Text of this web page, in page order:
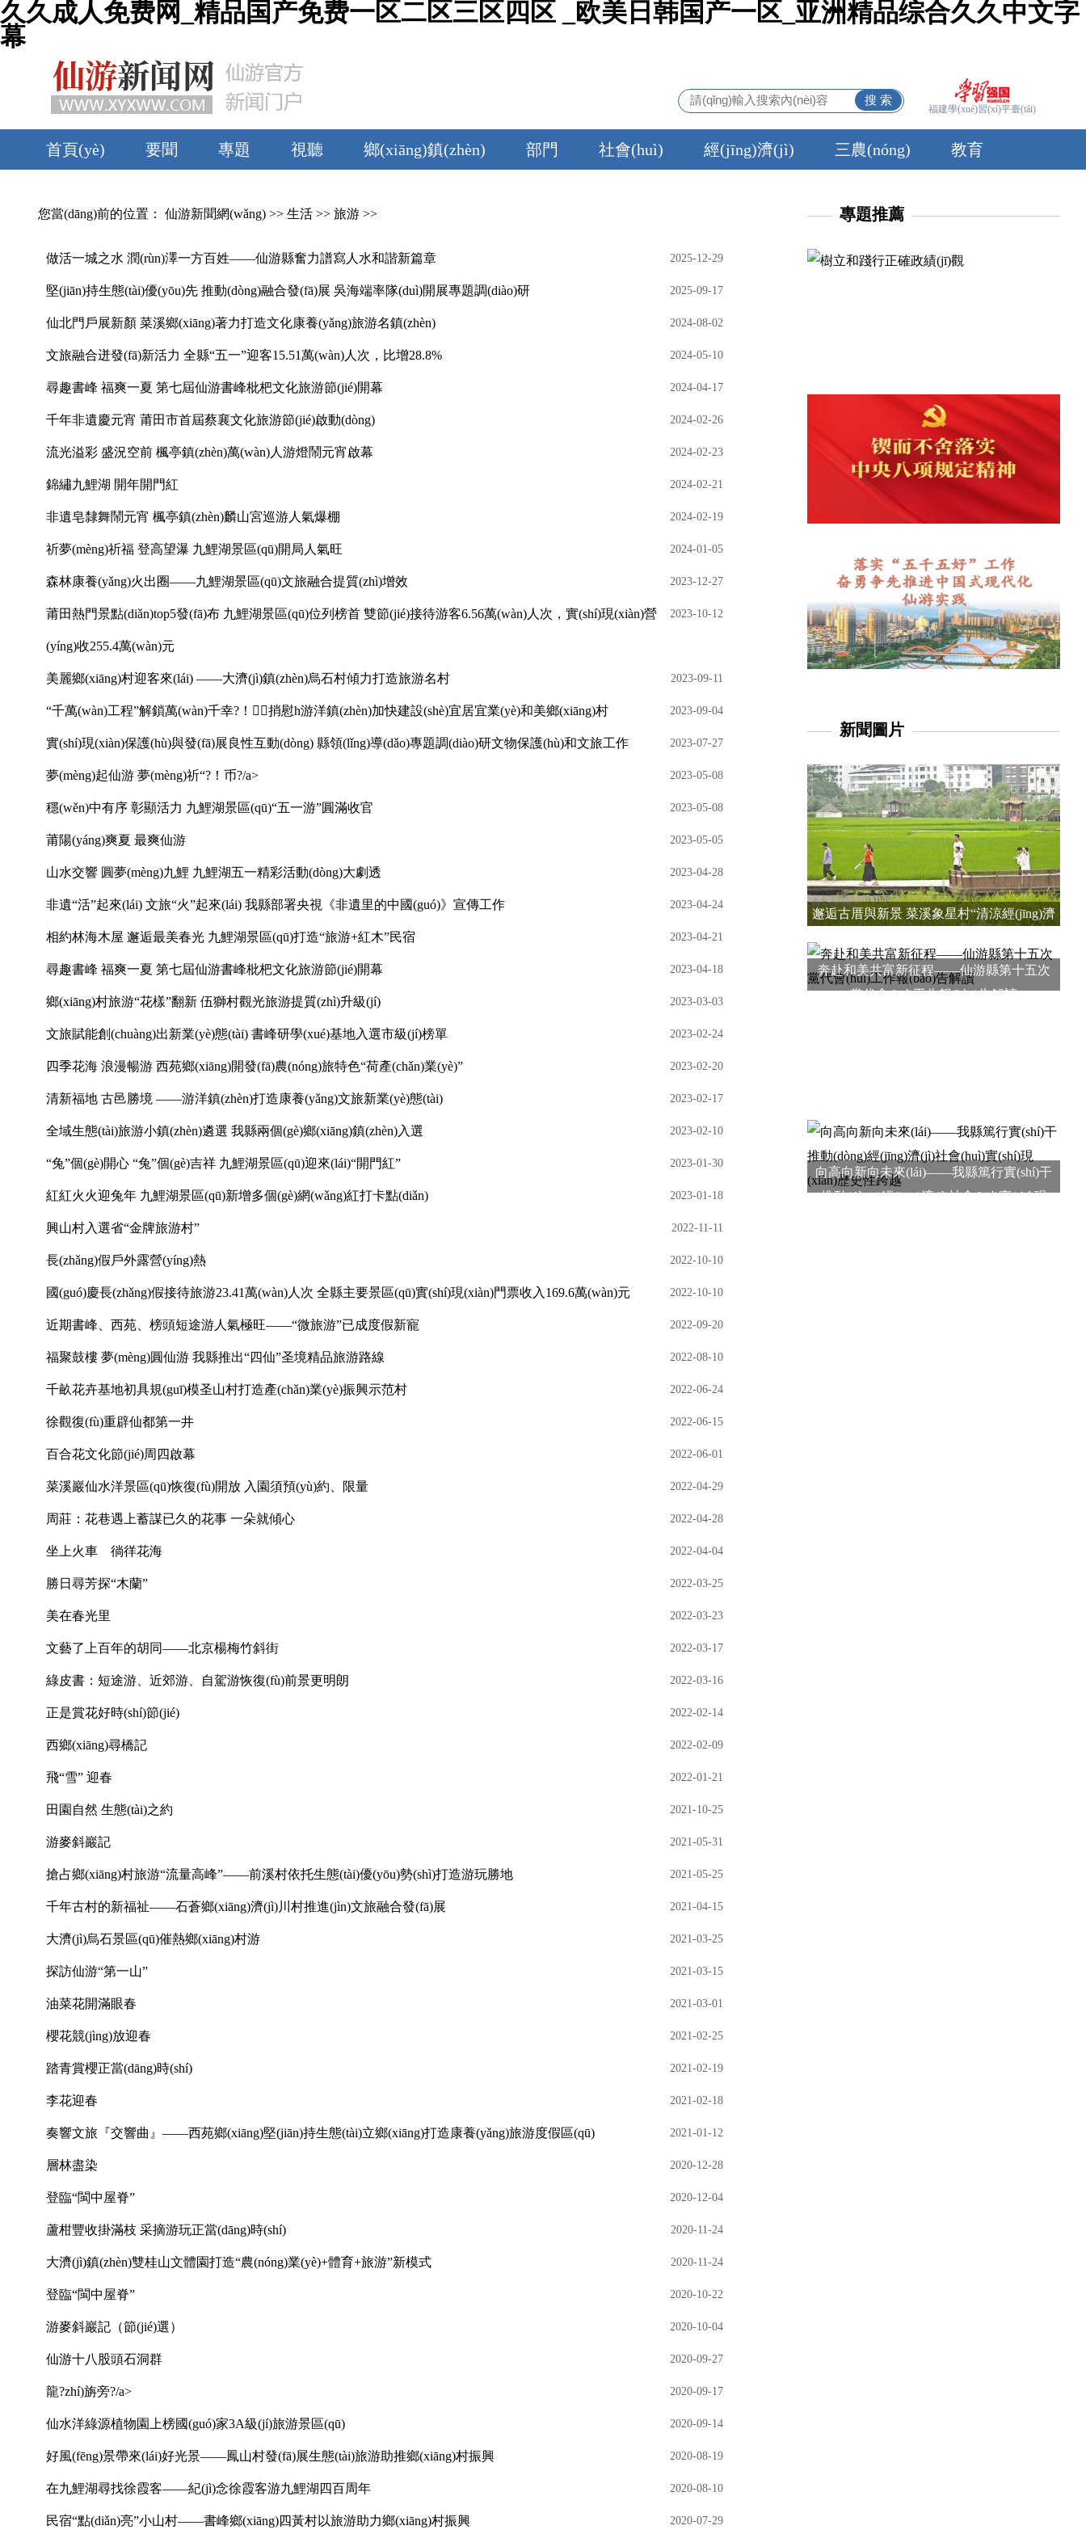
久久成人免费网_精品国产免费一区二区三区四区 _欧美日韩国产一区_亚洲精品综合久久中文字
幕
福建學(xué)習(xí)平臺(tái)
首頁(yè) 要聞 專題 視聽 鄉(xiāng)鎮(zhèn) 部門 社會(huì) 經(jīng)濟(jì) 三農(nóng) 教育
您當(dāng)前的位置： 仙游新聞網(wǎng) >> 生活 >> 旅游 >>
2025-12-29
做活一城之水 潤(rùn)澤一方百姓——仙游縣奮力譜寫人水和諧新篇章
2025-09-17
堅(jiān)持生態(tài)優(yōu)先 推動(dòng)融合發(fā)展 吳海端率隊(duì)開展專題調(diào)研
2024-08-02
仙北門戶展新顏 菜溪鄉(xiāng)著力打造文化康養(yǎng)旅游名鎮(zhèn)
2024-05-10
文旅融合迸發(fā)新活力 全縣“五一”迎客15.51萬(wàn)人次，比增28.8%
2024-04-17
尋趣書峰 福爽一夏 第七屆仙游書峰枇杷文化旅游節(jié)開幕
2024-02-26
千年非遺慶元宵 莆田市首屆蔡襄文化旅游節(jié)啟動(dòng)
2024-02-23
流光溢彩 盛況空前 楓亭鎮(zhèn)萬(wàn)人游燈鬧元宵啟幕
2024-02-21
錦繡九鯉湖 開年開門紅
2024-02-19
非遺皂隸舞鬧元宵 楓亭鎮(zhèn)麟山宮巡游人氣爆棚
2024-01-05
祈夢(mèng)祈福 登高望瀑 九鯉湖景區(qū)開局人氣旺
2023-12-27
森林康養(yǎng)火出圈——九鯉湖景區(qū)文旅融合提質(zhì)增效
2023-10-12
莆田熱門景點(diǎn)top5發(fā)布 九鯉湖景區(qū)位列榜首 雙節(jié)接待游客6.56萬(wàn)人次，實(shí)現(xiàn)營
(yíng)收255.4萬(wàn)元
2023-09-11
美麗鄉(xiāng)村迎客來(lái) ——大濟(jì)鎮(zhèn)烏石村傾力打造旅游名村
2023-09-04
“千萬(wàn)工程”解鎖萬(wàn)千幸?！捎慰h游洋鎮(zhèn)加快建設(shè)宜居宜業(yè)和美鄉(xiāng)村
2023-07-27
實(shí)現(xiàn)保護(hù)與發(fā)展良性互動(dòng) 縣領(lǐng)導(dǎo)專題調(diào)研文物保護(hù)和文旅工作
2023-05-08
夢(mèng)起仙游 夢(mèng)祈“?！币?/a>
2023-05-08
穩(wěn)中有序 彰顯活力 九鯉湖景區(qū)“五一游”圓滿收官
2023-05-05
莆陽(yáng)爽夏 最爽仙游
2023-04-28
山水交響 圓夢(mèng)九鯉 九鯉湖五一精彩活動(dòng)大劇透
2023-04-24
非遺“活”起來(lái) 文旅“火”起來(lái) 我縣部署央視《非遺里的中國(guó)》宣傳工作
2023-04-21
相約林海木屋 邂逅最美春光 九鯉湖景區(qū)打造“旅游+紅木”民宿
2023-04-18
尋趣書峰 福爽一夏 第七屆仙游書峰枇杷文化旅游節(jié)開幕
2023-03-03
鄉(xiāng)村旅游“花樣”翻新 伍獅村觀光旅游提質(zhì)升級(jí)
2023-02-24
文旅賦能創(chuàng)出新業(yè)態(tài) 書峰研學(xué)基地入選市級(jí)榜單
2023-02-20
四季花海 浪漫暢游 西苑鄉(xiāng)開發(fā)農(nóng)旅特色“荷產(chǎn)業(yè)”
2023-02-17
清新福地 古邑勝境 ——游洋鎮(zhèn)打造康養(yǎng)文旅新業(yè)態(tài)
2023-02-10
全域生態(tài)旅游小鎮(zhèn)遴選 我縣兩個(gè)鄉(xiāng)鎮(zhèn)入選
2023-01-30
“兔”個(gè)開心 “兔”個(gè)吉祥 九鯉湖景區(qū)迎來(lái)“開門紅”
2023-01-18
紅紅火火迎兔年 九鯉湖景區(qū)新增多個(gè)網(wǎng)紅打卡點(diǎn)
2022-11-11
興山村入選省“金牌旅游村”
2022-10-10
長(zhǎng)假戶外露營(yíng)熱
2022-10-10
國(guó)慶長(zhǎng)假接待旅游23.41萬(wàn)人次 全縣主要景區(qū)實(shí)現(xiàn)門票收入169.6萬(wàn)元
2022-09-20
近期書峰、西苑、榜頭短途游人氣極旺——“微旅游”已成度假新寵
2022-08-10
福聚鼓樓 夢(mèng)圓仙游 我縣推出“四仙”圣境精品旅游路線
2022-06-24
千畝花卉基地初具規(guī)模圣山村打造產(chǎn)業(yè)振興示范村
2022-06-15
徐觀復(fù)重辟仙都第一井
2022-06-01
百合花文化節(jié)周四啟幕
2022-04-29
菜溪巖仙水洋景區(qū)恢復(fù)開放 入園須預(yù)約、限量
2022-04-28
周莊：花巷遇上蓄謀已久的花事 一朵就傾心
2022-04-04
坐上火車 徜徉花海
2022-03-25
勝日尋芳探“木蘭”
2022-03-23
美在春光里
2022-03-17
文藝了上百年的胡同——北京楊梅竹斜街
2022-03-16
綠皮書：短途游、近郊游、自駕游恢復(fù)前景更明朗
2022-02-14
正是賞花好時(shí)節(jié)
2022-02-09
西鄉(xiāng)尋橋記
2022-01-21
飛“雪” 迎春
2021-10-25
田園自然 生態(tài)之約
2021-05-31
游麥斜巖記
2021-05-25
搶占鄉(xiāng)村旅游“流量高峰”——前溪村依托生態(tài)優(yōu)勢(shì)打造游玩勝地
2021-04-15
千年古村的新福祉——石蒼鄉(xiāng)濟(jì)川村推進(jìn)文旅融合發(fā)展
2021-03-25
大濟(jì)烏石景區(qū)催熱鄉(xiāng)村游
2021-03-15
探訪仙游“第一山”
2021-03-01
油菜花開滿眼春
2021-02-25
櫻花競(jìng)放迎春
2021-02-19
踏青賞櫻正當(dāng)時(shí)
2021-02-18
李花迎春
2021-01-12
奏響文旅『交響曲』——西苑鄉(xiāng)堅(jiān)持生態(tài)立鄉(xiāng)打造康養(yǎng)旅游度假區(qū)
2020-12-28
層林盡染
2020-12-04
登臨“閩中屋脊”
2020-11-24
蘆柑豐收掛滿枝 采摘游玩正當(dāng)時(shí)
2020-11-24
大濟(jì)鎮(zhèn)雙桂山文體園打造“農(nóng)業(yè)+體育+旅游”新模式
2020-10-22
登臨“閩中屋脊”
2020-10-04
游麥斜巖記（節(jié)選）
2020-09-27
仙游十八股頭石洞群
2020-09-17
龍?zhí)旃旁?/a>
2020-09-14
仙水洋綠源植物園上榜國(guó)家3A級(jí)旅游景區(qū)
2020-08-19
好風(fēng)景帶來(lái)好光景——鳳山村發(fā)展生態(tài)旅游助推鄉(xiāng)村振興
2020-08-10
在九鯉湖尋找徐霞客——紀(jì)念徐霞客游九鯉湖四百周年
2020-07-29
民宿“點(diǎn)亮”小山村——書峰鄉(xiāng)四黃村以旅游助力鄉(xiāng)村振興
專題推薦
新聞圖片
邂逅古厝與新景 菜溪象星村“清涼經(jīng)濟
奔赴和美共富新征程——仙游縣第十五次
黨代會(huì)工作報(bào)告解讀
向高向新向未來(lái)——我縣篤行實(shí)干
推動(dòng)經(jīng)濟(jì)社會(huì)實(shí)現